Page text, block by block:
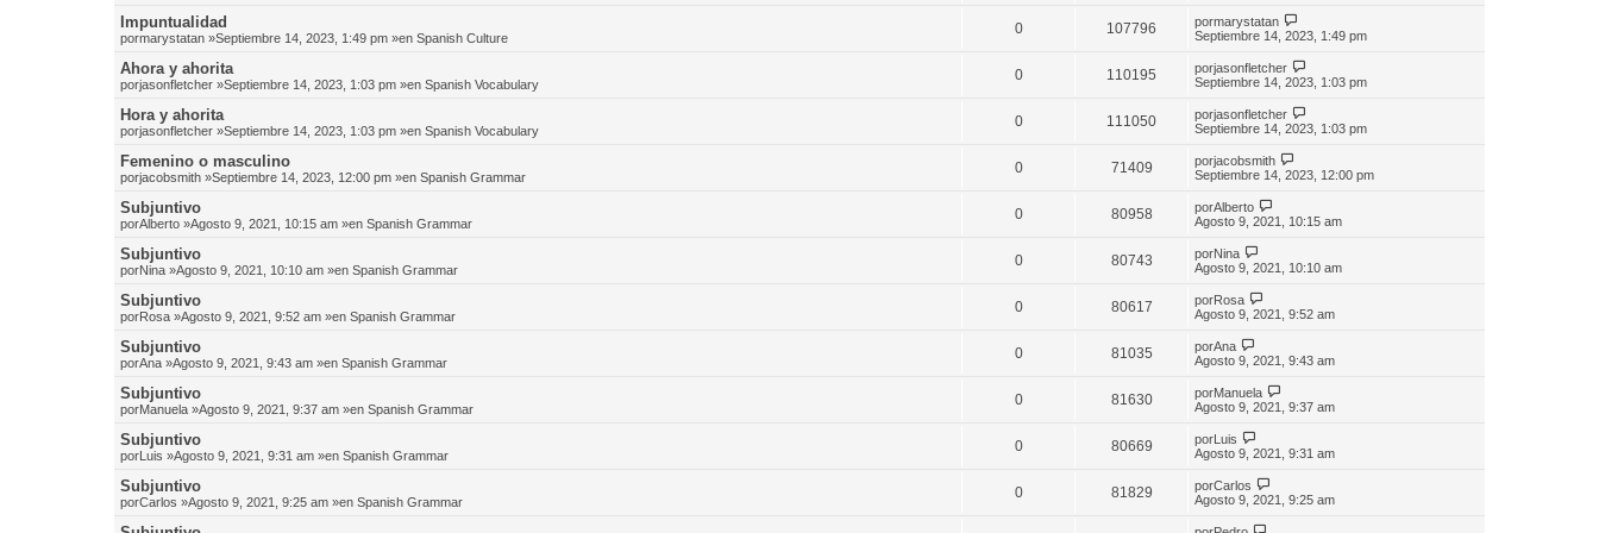
Impuntualidad
pormarystatan »Septiembre 14, 2023, 1:49 pm »en Spanish Culture
0 107796 pormarystatan
Septiembre 14, 2023, 1:49 pm
Ahora y ahorita
porjasonfletcher »Septiembre 14, 2023, 1:03 pm »en Spanish Vocabulary
0 110195 porjasonfletcher
Septiembre 14, 2023, 1:03 pm
Hora y ahorita
porjasonfletcher »Septiembre 14, 2023, 1:03 pm »en Spanish Vocabulary
0 111050 porjasonfletcher
Septiembre 14, 2023, 1:03 pm
Femenino o masculino
porjacobsmith »Septiembre 14, 2023, 12:00 pm »en Spanish Grammar
0 71409 porjacobsmith
Septiembre 14, 2023, 12:00 pm
Subjuntivo
porAlberto »Agosto 9, 2021, 10:15 am »en Spanish Grammar
0 80958 porAlberto
Agosto 9, 2021, 10:15 am
Subjuntivo
porNina »Agosto 9, 2021, 10:10 am »en Spanish Grammar
0 80743 porNina
Agosto 9, 2021, 10:10 am
Subjuntivo
porRosa »Agosto 9, 2021, 9:52 am »en Spanish Grammar
0 80617 porRosa
Agosto 9, 2021, 9:52 am
Subjuntivo
porAna »Agosto 9, 2021, 9:43 am »en Spanish Grammar
0 81035 porAna
Agosto 9, 2021, 9:43 am
Subjuntivo
porManuela »Agosto 9, 2021, 9:37 am »en Spanish Grammar
0 81630 porManuela
Agosto 9, 2021, 9:37 am
Subjuntivo
porLuis »Agosto 9, 2021, 9:31 am »en Spanish Grammar
0 80669 porLuis
Agosto 9, 2021, 9:31 am
Subjuntivo
porCarlos »Agosto 9, 2021, 9:25 am »en Spanish Grammar
0 81829 porCarlos
Agosto 9, 2021, 9:25 am